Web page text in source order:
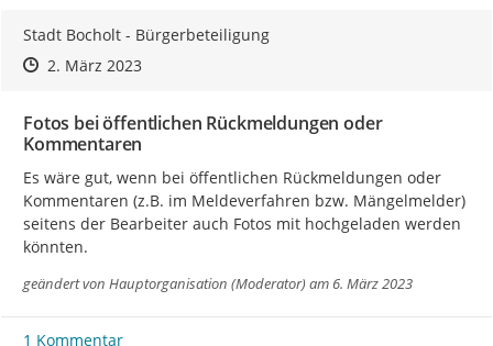
Stadt Bocholt - Bürgerbeteiligung
Zeitpunkt des Erstellens
Zeitpunkt des Erstellens
2. März 2023Zur Äußerung
Fotos bei öffentlichen Rückmeldungen oder
Kommentaren
Es wäre gut, wenn bei öffentlichen Rückmeldungen oder
Kommentaren (z.B. im Meldeverfahren bzw. Mängelmelder)
seitens der Bearbeiter auch Fotos mit hochgeladen werden
könnten.
geändert von Hauptorganisation (Moderator)am 6. März 2023
1 Kommentar